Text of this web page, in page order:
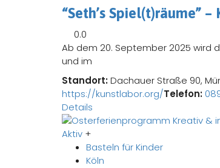
“Seth’s Spiel(t)räume”
0.0
Ab dem 20. September 2025 wird
und im
Standort:Dachauer Straße 90,
https://kunstlabor.org/Telefon:
Details
Aktiv +
Basteln für Kinder
Köln